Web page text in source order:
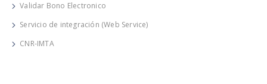
Validar Bono Electronico
Servicio de integración (Web Service)
CNR-IMTA